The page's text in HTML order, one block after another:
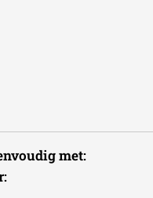
en eenvoudig